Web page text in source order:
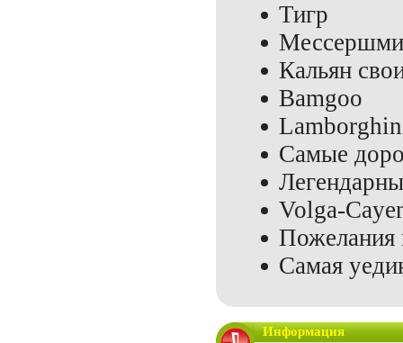
Тигр
Кальян
Bamgoo
Самые
Volga-
Пожелания
Самая
Информация